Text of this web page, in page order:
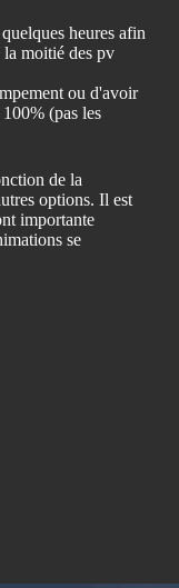
heures afin
la moitié des pv
ou d'avoir
(pas les
de la
options. Il est
importante
se